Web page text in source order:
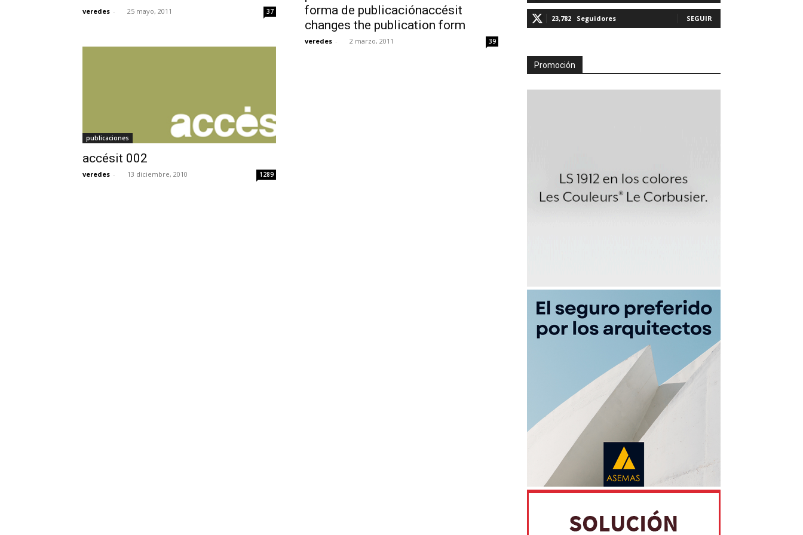
veredes - 25 mayo, 2011 37
forma de publicaciónaccésit
changes the publication form
veredes - 2 marzo, 2011 39
publicaciones
accésit 002
veredes - 13 diciembre, 2010 1289
23,782 Seguidores SEGUIR
Promoción